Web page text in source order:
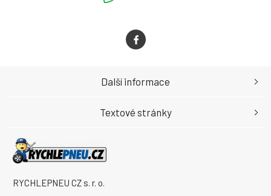
RYCHLEPNEU CZ s. r. o.
Další informace
Textové stránky